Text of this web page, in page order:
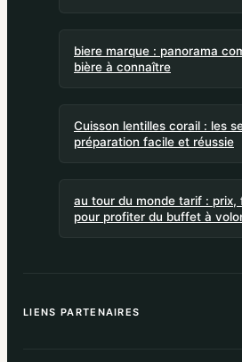
biere marque : panorama
bière à connaître
Cuisson lentilles corail : les
préparation facile et réussie
au tour du monde tarif :
pour profiter du buffet à
LIENS PARTENAIRES